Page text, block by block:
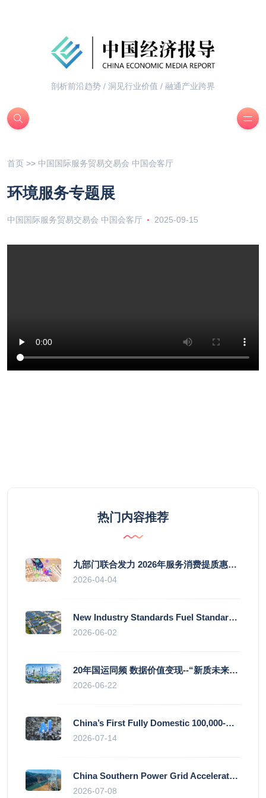
剖析前沿趋势 / 洞见行业价值 / 融通产业跨界
首页 >> 中国国际服务贸易交易会 中国会客厅
环境服务专题展
中国国际服务贸易交易会 中国会客厅 2025-09-15
热门内容推荐
九部门联合发力 2026年服务消费提质惠民行动启幕
2026-04-04
New Industry Standards Fuel Standardised and Scaled Growth of China’s Embodied Intelligence Sector
2026-06-02
20年国运同频 数据价值变现--“新质未来”平台开启产业通证新时代
2026-06-22
China’s First Fully Domestic 100,000-Card AI Supercluster Launched in Zhengzhou, Integrated Into National Supercomputing Internet
2026-07-14
China Southern Power Grid Accelerates Grid Works to Secure Summer Power Supply Across Southern Provinces
2026-07-08